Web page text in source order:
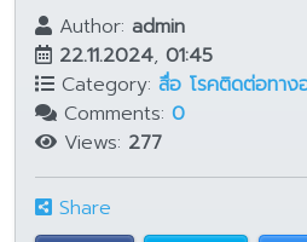
Author: admin
22.11.2024, 01:45
Category: สื่อ โรคติดต่อทางอ
Comments: 0
Views: 277
Share